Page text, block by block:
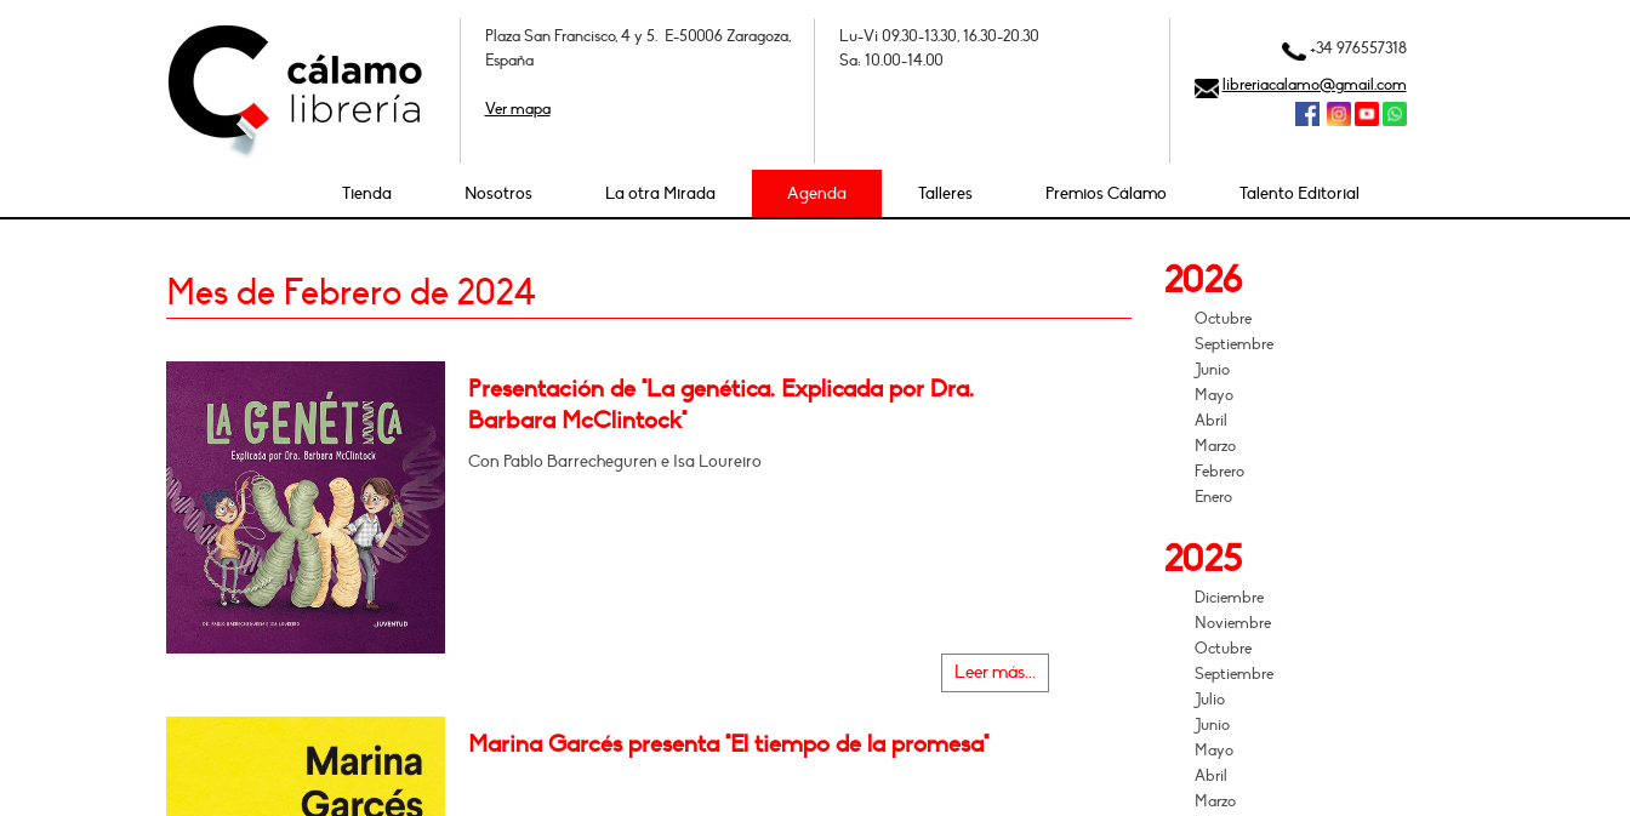
Plaza San Francisco, 4 y 5. E-50006 Zaragoza,
España
Ver mapa
Lu-Vi 09.30-13.30, 16.30-20.30
Sa: 10.00-14.00
+34 976557318
libreriacalamo@gmail.com
Tienda Nosotros La otra Mirada Agenda Talleres Premios Cálamo Talento Editorial
Mes de Febrero de 2024
Presentación de "La genética. Explicada por Dra.
Barbara McClintock"
Con Pablo Barrecheguren e Isa Loureiro
Leer más...
Marina Garcés presenta "El tiempo de la promesa"
2026
Octubre
Septiembre
Junio
Mayo
Abril
Marzo
Febrero
Enero
2025
Diciembre
Noviembre
Octubre
Septiembre
Julio
Junio
Mayo
Abril
Marzo